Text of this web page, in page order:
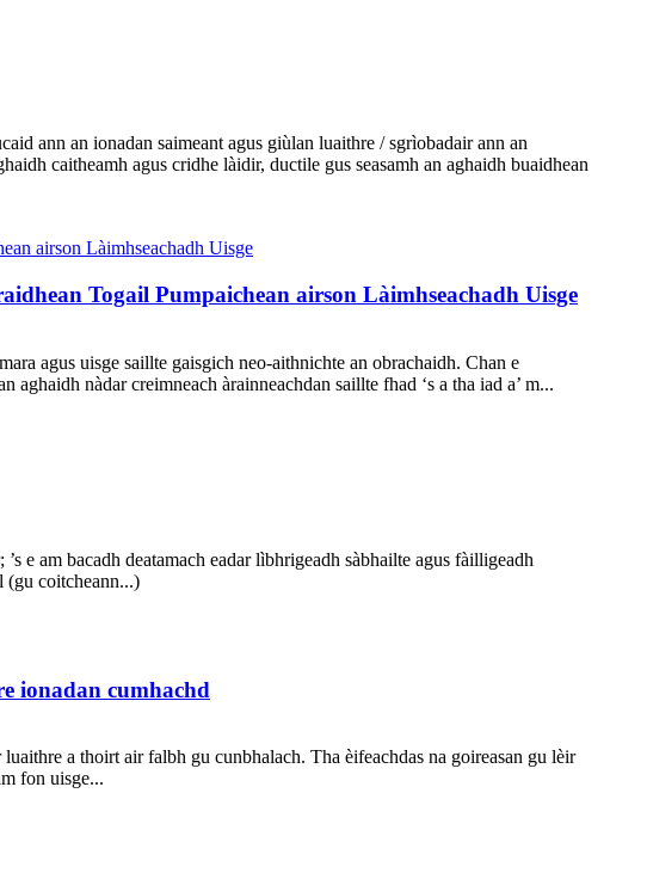
ann an ionadan saimeant agus giùlan luaithre / sgrìobadair ann an
caitheamh agus cridhe làidir, ductile gus seasamh an aghaidh buaidhean
Togail Pumpaichean airson Làimhseachadh Uisge
agus uisge saillte gaisgich neo-aithnichte an obrachaidh. Chan e
aghaidh nàdar creimneach àrainneachdan saillte fhad ‘s a tha iad a’ m...
e am bacadh deatamach eadar lìbhrigeadh sàbhailte agus fàilligeadh
(gu coitcheann...)
ionadan cumhachd
a thoirt air falbh gu cunbhalach. Tha èifeachdas na goireasan gu lèir
fon uisge...